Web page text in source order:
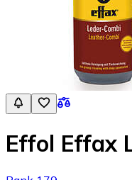
Effol Effax